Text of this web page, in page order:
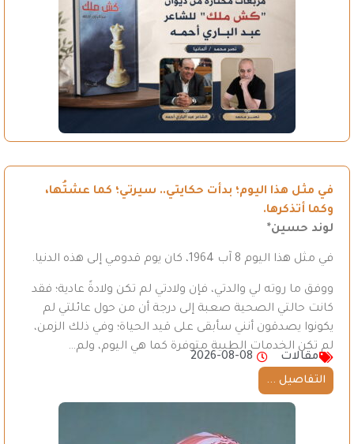
في مثل هذا اليوم؛ بدأت حكايتي.. سيرتي؛ كما عشتُها،
وكما أتذكرها.
لوند حسين*
في مثل هذا اليوم 8 آب 1964، كان يوم قدومي إلى هذه الدنيا.
ووفق ما روته لي والدتي، فإن ولادتي لم تكن ولادةً عادية؛ فقد
كانت حالتي الصحية صعبة إلى درجة أن من حول عائلتي لم
يكونوا يصدقون أنني سأبقى على قيد الحياة؛ وفي ذلك الزمن،
لم تكن الخدمات الطبية متوفرة كما هي اليوم، ولم…
مقالات
2026-08-08
التفاصيل ...